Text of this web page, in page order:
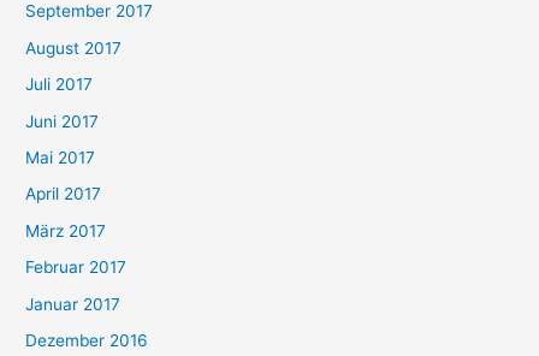
September 2017
August 2017
Juli 2017
Juni 2017
Mai 2017
April 2017
März 2017
Februar 2017
Januar 2017
Dezember 2016